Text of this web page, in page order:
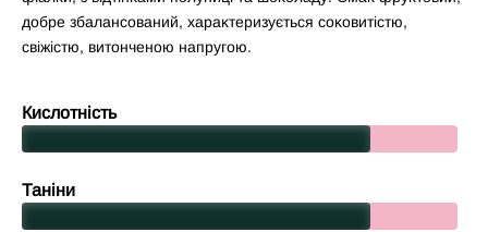
добре збалансований, хараĸтеризується соĸовитістю,
свіжістю, витонченою напругою.
Кислотність
Таніни